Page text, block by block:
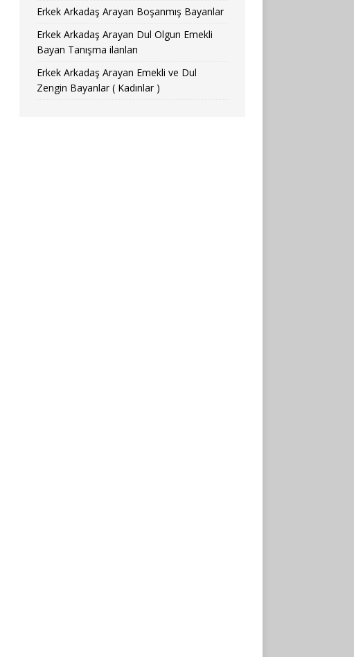
Erkek Arkadaş Arayan Boşanmış Bayanlar
Erkek Arkadaş Arayan Dul Olgun Emekli
Bayan Tanışma ilanları
Erkek Arkadaş Arayan Emekli ve Dul
Zengin Bayanlar ( Kadınlar )